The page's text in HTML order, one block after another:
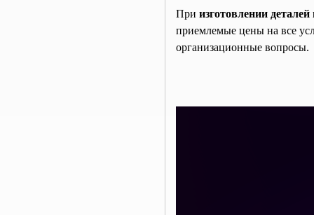
При изготовлении
приемлемые цены на все
организационные вопросы.